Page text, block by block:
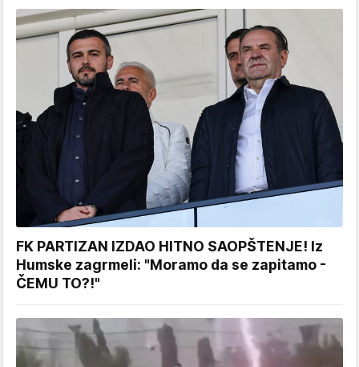
FK PARTIZAN IZDAO HITNO SAOPŠTENJE! Iz
Humske zagrmeli: "Moramo da se zapitamo -
ČEMU TO?!"